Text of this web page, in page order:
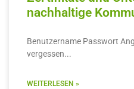
nachhaltige
Benutzername Passwort
vergessen
WEITERLESEN »